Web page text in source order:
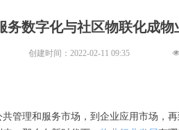
务数字化与社区物联化成
管理和服务市场，到企业应用市场，
创建时间： 2022-02-11 09:35 넶